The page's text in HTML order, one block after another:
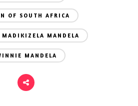
OF SOUTH AFRICA
MANDELA
MANDELA